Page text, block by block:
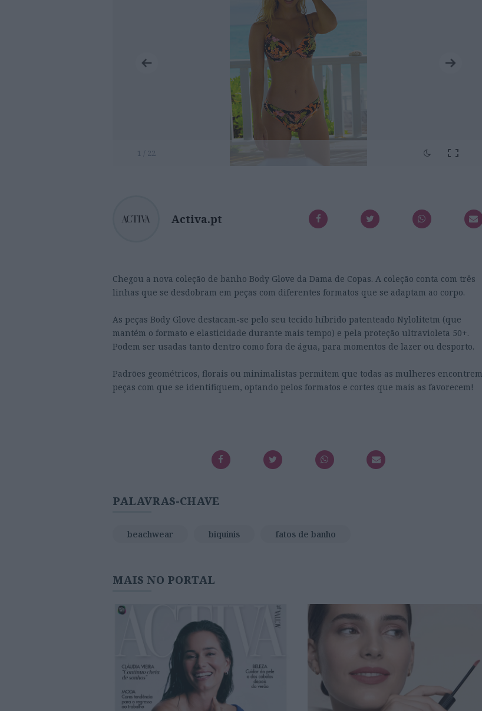
1 / 22
Activa.pt
Chegou a nova coleção de banho Body Glove da Dama de Copas. A coleção conta com três
linhas que se desdobram em peças com diferentes formatos que se adaptam ao corpo.
As peças Body Glove destacam-se pelo seu tecido híbrido patenteado Nylolitetm (que
mantém o formato e elasticidade durante mais tempo) e pela proteção ultravioleta 50+.
Podem ser usadas tanto dentro como fora de água, para momentos de lazer ou desporto.
Padrões geométricos, florais ou minimalistas permitem que todas as mulheres encontrem
peças com que se identifiquem, optando pelos formatos e cortes que mais as favorecem!
PALAVRAS-CHAVE
beachwear biquinis fatos de banho
MAIS NO PORTAL